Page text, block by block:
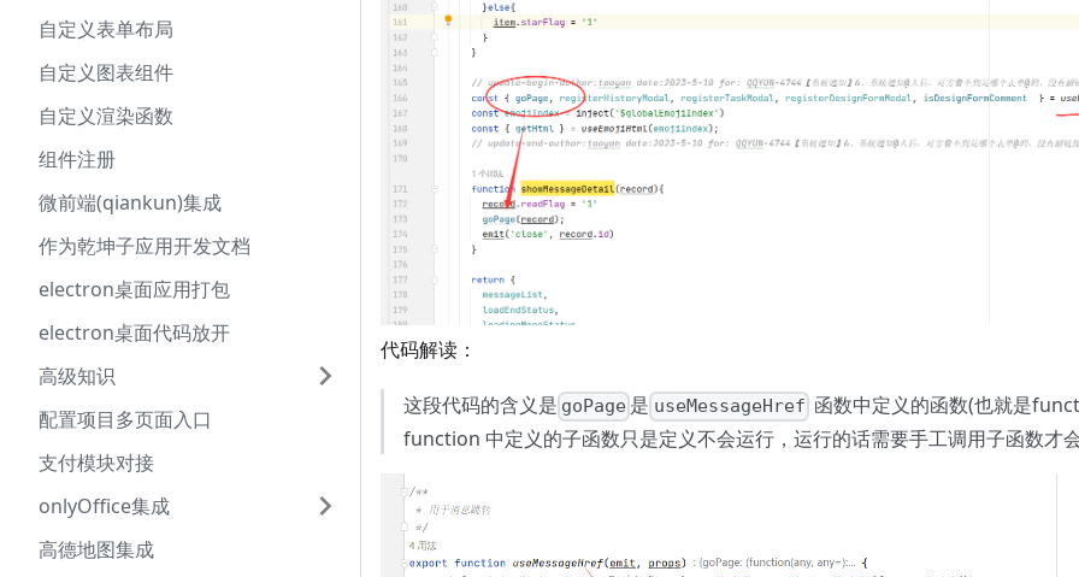
自定义表单布局
自定义图表组件
自定义渲染函数
组件注册
微前端(qiankun)集成
作为乾坤子应用开发文档
electron桌面应用打包
electron桌面代码放开
高级知识
配置项目多页面入口
支付模块对接
onlyOffice集成
高德地图集成
代码解读：
这段代码的含义是 goPage 是 useMessageHref 函数中定义的函数(也就是
function 中定义的子函数只是定义不会运行，运行的话需要手工调用子函数才会